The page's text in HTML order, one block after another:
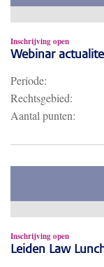
Inschrijving open
Webinar
Periode:
Rechtsgebied:
Aantal punten:
Inschrijving open
Leiden Law